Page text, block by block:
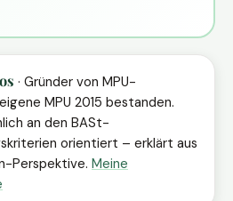
· Gründer von MPU-
MPU 2015 bestanden.
an den BASt-
orientiert – erklärt aus
Perspektive. Meine